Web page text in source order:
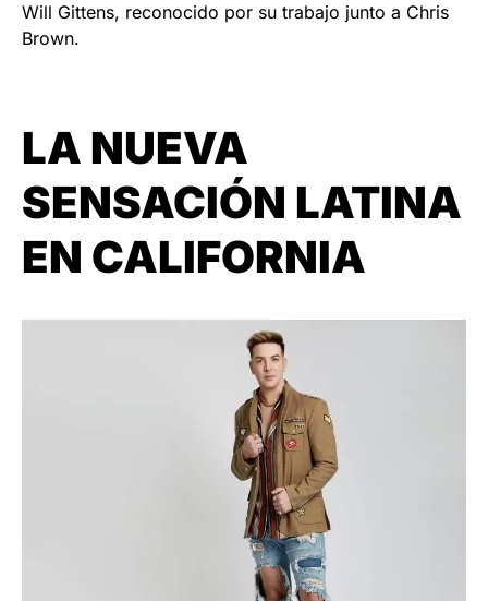
Will Gittens, reconocido por su trabajo junto a Chris
Brown.
LA NUEVA
SENSACIÓN LATINA
EN CALIFORNIA